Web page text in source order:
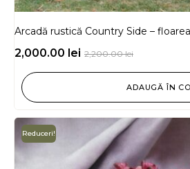
Arcadă rustică Country Side –
2,200.00lei
2,000.00 lei
ADAUGĂ ÎN
Reduceri!